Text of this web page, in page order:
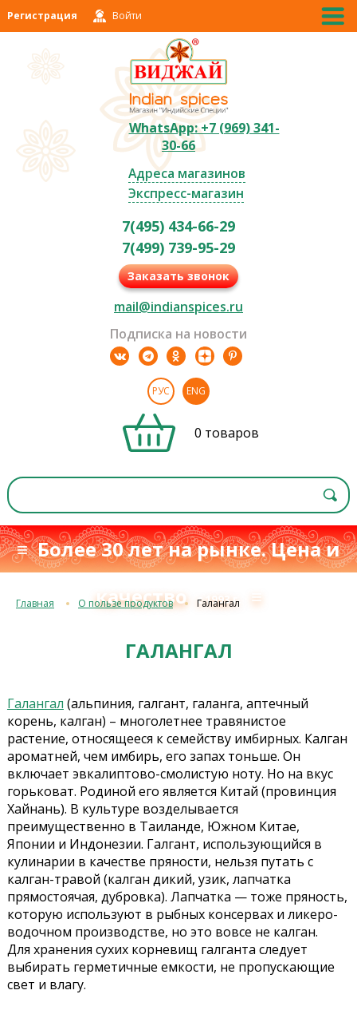
Регистрация Войти
WhatsApp: +7 (969) 341-
30-66
Адреса магазинов
Экспресс-магазин
7(495) 434-66-29
7(499) 739-95-29
Заказать звонок
mail@indianspices.ru
Подписка на новости
РУС ENG
0 товаров
≡ Более 30 лет на рынке. Цена и
качество
с 1993 г. ≡
Главная О пользе продуктов Галангал
ГАЛАНГАЛ
Галангал (альпиния, галгант, галанга, аптечный
корень, калган) – многолетнее травянистое
растение, относящееся к семейству имбирных. Калган
ароматней, чем имбирь, его запах тоньше. Он
включает эвкалиптово-смолистую ноту. Но на вкус
горьковат. Родиной его является Китай (провинция
Хайнань). В культуре возделывается
преимущественно в Таиланде, Южном Китае,
Японии и Индонезии. Галгант, использующийся в
кулинарии в качестве пряности, нельзя путать с
калган-травой (калган дикий, узик, лапчатка
прямостоячая, дубровка). Лапчатка — тоже пряность,
которую используют в рыбных консервах и ликеро-
водочном производстве, но это вовсе не калган.
Для хранения сухих корневищ галганта следует
выбирать герметичные емкости, не пропускающие
свет и влагу.